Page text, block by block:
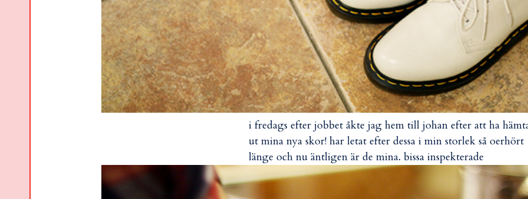
i fredags efter jobbet åkte jag hem till johan efter att ha
ut mina nya skor! har letat efter dessa i min storlek så oerhört
länge och nu äntligen är de mina. bissa inspekterade